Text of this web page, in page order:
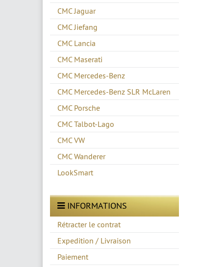
CMC Jaguar
CMC Jiefang
CMC Lancia
CMC Maserati
CMC Mercedes-Benz
CMC Mercedes-Benz SLR McLaren
CMC Porsche
CMC Talbot-Lago
CMC VW
CMC Wanderer
LookSmart
INFORMATIONS
Rétracter le contrat
Expedition / Livraison
Paiement